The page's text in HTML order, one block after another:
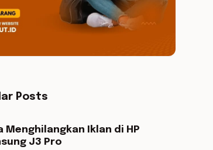
Posts
Menghilangkan Iklan di HP
J3 Pro